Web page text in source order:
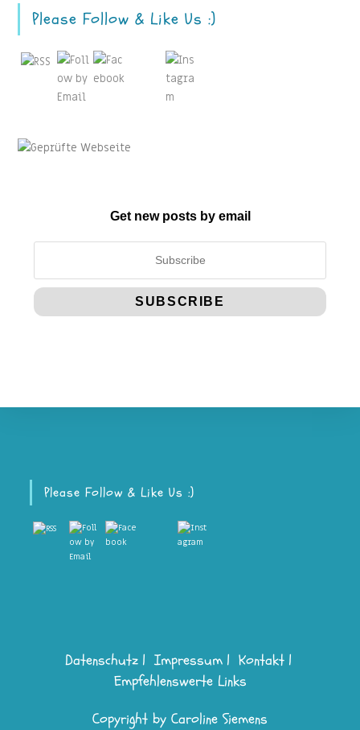
Please Follow & Like Us :)
Get new posts by email
Please Follow & Like Us :)
Datenschutz Impressum
Kontakt
Empfehlenswerte Links
Copyright by Caroline Siemens